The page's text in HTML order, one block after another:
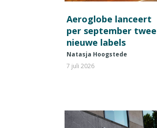
Aeroglobe lanceert
per september twee
nieuwe labels
Natasja Hoogstede
7 juli 2026